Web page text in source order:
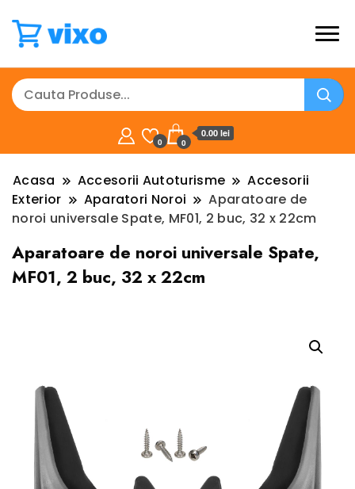
0 0
0.00 lei
Acasa Accesorii Autoturisme
Accesorii
Exterior
Aparatori Noroi
Aparatoare de
noroi universale Spate, MF01, 2 buc, 32 x 22cm
Aparatoare de noroi universale Spate,
MF01, 2 buc, 32 x 22cm